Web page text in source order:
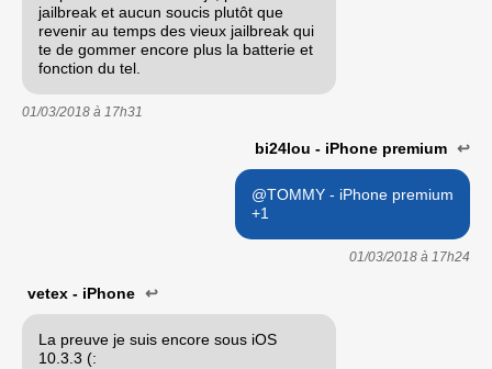
jailbreak et aucun soucis plutôt que
revenir au temps des vieux jailbreak qui
te de gommer encore plus la batterie et
fonction du tel.
01/03/2018 à 17h31
bi24lou - iPhone premium ↩
@TOMMY - iPhone premium
+1
01/03/2018 à 17h24
vetex - iPhone ↩
La preuve je suis encore sous iOS
10.3.3 (: